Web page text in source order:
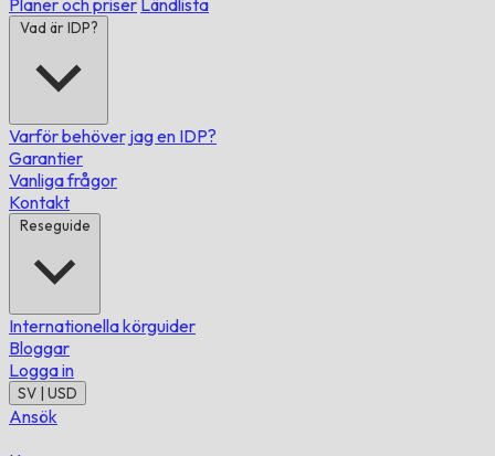
Planer och priser Ländlista
Vad är IDP?
Varför behöver jag en IDP?
Garantier
Vanliga frågor
Kontakt
Reseguide
Internationella körguider
Bloggar
Logga in
SV | USD
Ansök